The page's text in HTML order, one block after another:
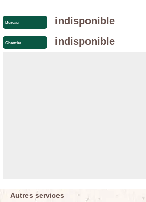
Bureau indisponible
Chantier indisponible
Autres services